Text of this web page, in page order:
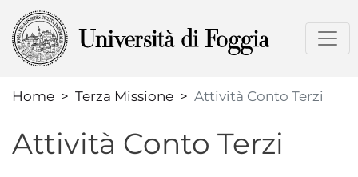
al
contenuto
Home
Terza Missione Attività Conto Terzi
Attività Conto Terzi